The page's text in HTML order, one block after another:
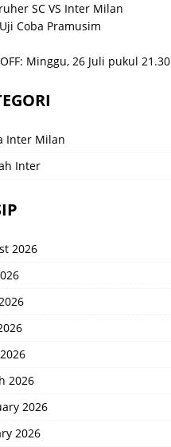
SC VS Inter Milan
Coba Pramusim
Minggu, 26 Juli pukul 21.30
Inter Milan
Inter
2026
2026
2026
2026